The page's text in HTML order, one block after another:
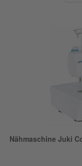
Nähmaschine Juki